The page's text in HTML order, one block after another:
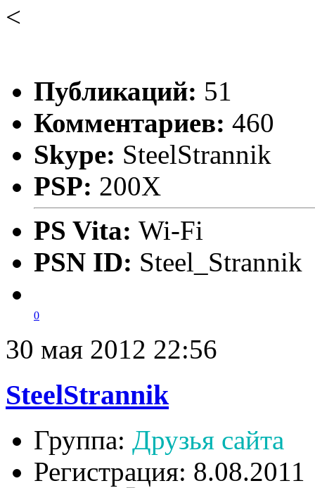
<
Публикаций: 51
Комментариев: 460
Skype: SteelStrannik
PSP: 200X
PS Vita: Wi-Fi
PSN ID: Steel_Strannik
0
30 мая 2012 22:56
SteelStrannik
Группа: Друзья сайта
Регистрация: 8.08.2011